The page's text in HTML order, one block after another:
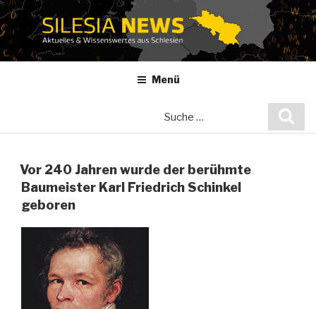
Zum
Inhalt
springen
Menü
Vor 240 Jahren wurde der berühmte
Baumeister Karl Friedrich Schinkel
geboren